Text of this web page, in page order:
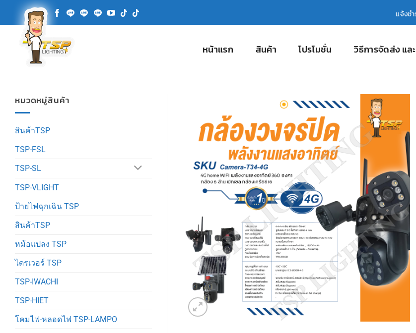
แจ้งชำ
หน้าแรก สินค้า โปรโมชั่น วิธีการจัดส่ง แล
หมวดหมู่สินค้า
สินค้าTSP
TSP-FSL
TSP-SL
TSP-VLIGHT
ป้ายไฟฉุกเฉิน TSP
สินค้าTSP
หม้อแปลง TSP
ไดรเวอร์ TSP
TSP-IWACHI
TSP-HIET
โคมไฟ-หลอดไฟ TSP-LAMPO